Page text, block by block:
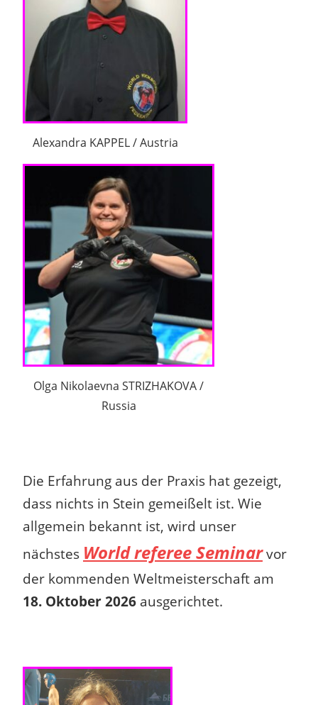
Alexandra KAPPEL / Austria
Olga Nikolaevna STRIZHAKOVA /
Russia
Die Erfahrung aus der Praxis hat gezeigt,
dass nichts in Stein gemeißelt ist. Wie
allgemein bekannt ist, wird unser
nächstes World referee Seminarvor
der kommenden Weltmeisterschaft am
18. Oktober 2026 ausgerichtet.